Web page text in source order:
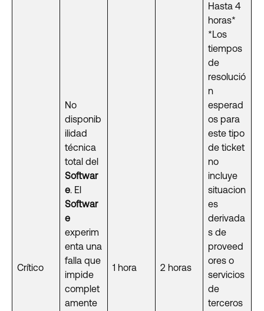
Crítico
No
disponib
ilidad
técnica
total del
Softwar
e. El
Softwar
e
experim
enta una
falla que
impide
complet
amente
1 hora 2 horas
Hasta 4
horas*
*Los
tiempos
de
resolució
n
esperad
os para
este tipo
de ticket
no
incluye
situacion
es
derivada
s de
proveed
ores o
servicios
de
terceros